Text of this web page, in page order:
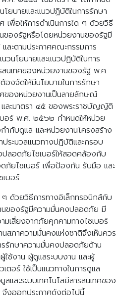
ยบายและแนวปฏิบัติในการรักษา
พื่อให้การดำเนินการใด ๆ ด้วยวิธี
ของรัฐหรือโดยหน่วยงานของรัฐมี
ละตามประกาศคณะกรรมการ
วนโยบายและแนวปฏิบัติในการ
นเทศของหน่วยงานของรัฐ พ.ศ.
งจัดให้มีนโยบายในการรักษา
ของหน่วยงานเป็นลายลักษณ์
ละมาตรา ๔๕ ของพระราชบัญญัติ
อร์ พ.ศ. ๒๕๖๒ กำหนดให้หน่วย
กับดูแล และหน่วยงานโครงสร้าง
ระมวลแนวทางปฏิบัติและกรอบ
ลอดภัยไซเบอร์ให้สอดคล้องกับ
ภัยไซเบอร์ เพื่อป้องกัน รับมือ และ
บอร์
ด้วยวิธีการทางอิเล็กทรอนิกส์กับ
ของรัฐมีความมั่นคงปลอดภัย มี
เสี่ยงจากภัยคุกคามทางไซเบอร์
สภาความมั่นคงแห่งชาติจึงเห็นควร
รรักษาความมั่นคงปลอดภัยด้าน
ใช้งาน ผู้ดูแลระบบงาน และผู้
อร์ ใช้เป็นแนวทางในการดูแล
ละระบบเทคโนโลยีสารสนเทศของ
งออกประกาศดังต่อไปนี้